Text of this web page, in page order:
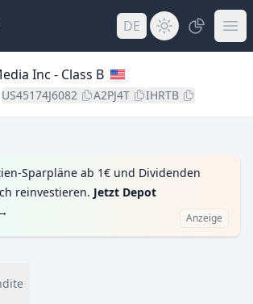
DE
Inc - Class B
US45174J6082 A2PJ4T IHRTB
Sparpläne ab 1€ und Dividenden
reinvestieren. Jetzt Depot
Anzeige